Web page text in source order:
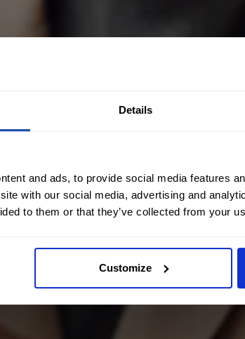
Details
and ads, to provide social media features
with our social media, advertising and
to them or that they’ve collected from your
Customize